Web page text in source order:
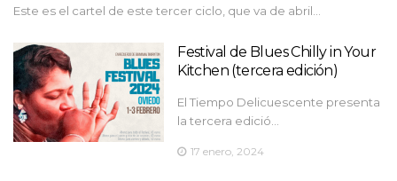
Este es el cartel de este tercer ciclo, que va de abril…
Festival de Blues Chilly in Your
Kitchen (tercera edición)
El Tiempo Delicuescente presenta
la tercera edició…
17 enero, 2024